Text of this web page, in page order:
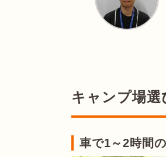
キャンプ場
車で1～2時間